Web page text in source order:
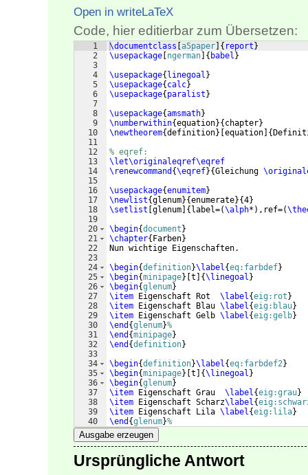
Open in writeLaTeX
Code, hier editierbar zum Übersetzen:
1
2
3
4
5
6
7
8
9
10
11
12
13
14
15
16
17
18
19
20
21
22
23
24
25
26
27
28
29
30
31
32
33
34
35
36
37
38
39
40
41
\documentclass a5paper { report }
\usepackage ngerman { babel }
\usepackage{ linegoal }
\usepackage{ calc}
\usepackage{ paralist }
\usepackage{amsmath}
\numberwithin{equation}{ chapter}
\newtheorem{definition} equation {
% eqref:
\let\originaleqref\eqref
\renewcommand {\eqref}{Gleichung
\usepackage{enumitem}
\newlist{glenum}{enumerate}{4}
\setlist glenum { label=(\alph* ) ,ref=(
\begin{document }
\chapter{ Farben}
Nun wichtige Eigenschaften.
\begin{definition}\label{eq:farbdef}
\begin{minipage} t {\linegoal }
\begin{glenum}
\item Eigenschaft Rot \label{eig:rot }
\item Eigenschaft Blau \label{eig:blau}
\item Eigenschaft Gelb \label{eig:gelb}
\end {glenum}%
\end {minipage}
\end {definition}
\begin{definition}\label{eq:farbdef2}
\begin{minipage} t {\linegoal }
\begin{glenum}
\item Eigenschaft Grau \label{eig:grau}
\item Eigenschaft Scharz\label{
\item Eigenschaft Lila \label{eig:lila}
\end {glenum}%
\end{minipage
Ausgabe erzeugen
Ursprüngliche Antwort